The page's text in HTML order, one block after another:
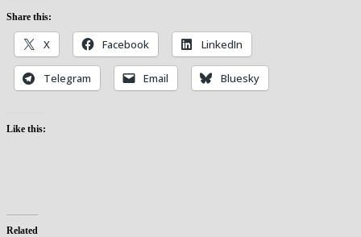
Share this:
X Facebook LinkedIn
Telegram Email Bluesky
Like this:
Related